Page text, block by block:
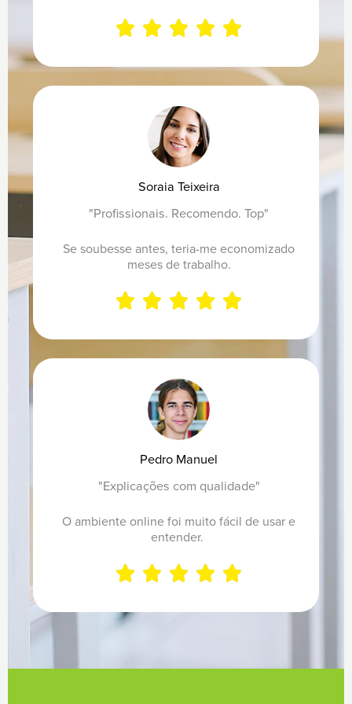
,
0
€
€
h
r
o
u
g
h
1
5
,
0
0
€
    
5
Soraia Teixeira
"Profissionais. Recomendo. Top"
Se soubesse antes, teria-me economizado
meses de trabalho.
    
5
Pedro Manuel
"Explicações com qualidade"
O ambiente online foi muito fácil de usar e
entender.
    
out